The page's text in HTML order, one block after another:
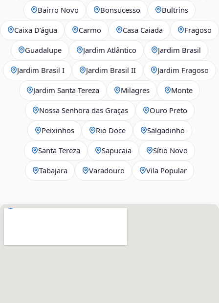
Bairro Novo Bonsucesso Bultrins
Caixa D’água Carmo Casa Caiada Fragoso
Guadalupe Jardim Atlântico Jardim Brasil
Jardim Brasil I Jardim Brasil II Jardim Fragoso
Jardim Santa Tereza Milagres Monte
Nossa Senhora das Graças Ouro Preto
Peixinhos Rio Doce Salgadinho
Santa Tereza Sapucaia Sítio Novo
Tabajara Varadouro Vila Popular